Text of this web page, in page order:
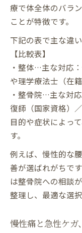
療で体全体のバラ
ことが特徴です。
下記の表で主な違
【比較表】
・整体…主な対応
や理学療法士（在
・整骨院…主な対
復師（国家資格）
目的や症状によっ
す。
例えば、慢性的な
善が選ばれがちで
は整骨院への相談
整理し、最適な選
慢性痛と急性ケガ